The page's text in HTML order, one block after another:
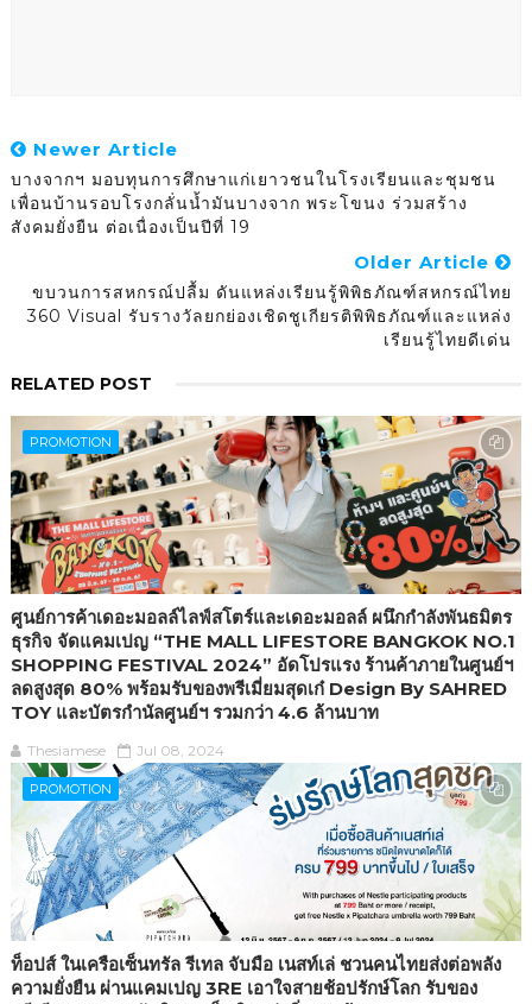
Newer Article
บางจากฯ มอบทุนการศึกษาแก่เยาวชนในโรงเรียนและชุมชน
เพื่อนบ้านรอบโรงกลั่นน้ำมันบางจาก พระโขนง ร่วมสร้าง
สังคมยั่งยืน ต่อเนื่องเป็นปีที่ 19
Older Article
ขบวนการสหกรณ์ปลื้ม ดันแหล่งเรียนรู้พิพิธภัณฑ์สหกรณ์ไทย
360 Visual รับรางวัลยกย่องเชิดชูเกียรติพิพิธภัณฑ์และแหล่ง
เรียนรู้ไทยดีเด่น
RELATED POST
PROMOTION
ศูนย์การค้าเดอะมอลล์ไลฟ์สโตร์และเดอะมอลล์ ผนึกกำลังพันธมิตร
ธุรกิจ จัดแคมเปญ “THE MALL LIFESTORE BANGKOK NO.1
SHOPPING FESTIVAL 2024” อัดโปรแรง ร้านค้าภายในศูนย์ฯ
ลดสูงสุด 80% พร้อมรับของพรีเมี่ยมสุดเก๋ Design By SAHRED
TOY และบัตรกำนัลศูนย์ฯ รวมกว่า 4.6 ล้านบาท
Thesiamese Jul 08, 2024
PROMOTION
ท็อปส์ ในเครือเซ็นทรัล รีเทล จับมือ เนสท์เล่ ชวนคนไทยส่งต่อพลัง
ความยั่งยืน ผ่านแคมเปญ 3RE เอาใจสายช้อปรักษ์โลก รับของ